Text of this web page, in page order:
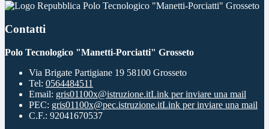
Polo Tecnologico "Manetti-Porciatti" Grosseto
Contatti
Polo Tecnologico "Manetti-Porciatti" Grosseto
Via Brigate Partigiane 19 58100 Grosseto
Tel: 0564484511
Email: gris01100x@istruzione.itLink per inviare una mail
PEC: gris01100x@pec.istruzione.itLink per inviare una mail
C.F.: 92041670537